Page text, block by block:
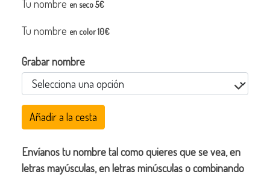
Tu nombre en seco 5€
Tu nombre en color 10€
Grabar nombre
Añadir a la cesta
Envíanos tu nombre tal como quieres que se vea, en
letras mayúsculas, en letras minúsculas o combinando